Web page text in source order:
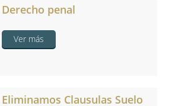
Derecho penal
Ver más
Eliminamos Clausulas Suelo